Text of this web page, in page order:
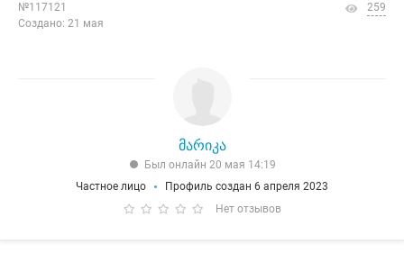
№117121
Создано: 21 мая
259
მარიკა
Был онлайн 20 мая 14:19
Частное лицо
Профиль создан 6 апреля 2023
Нет отзывов